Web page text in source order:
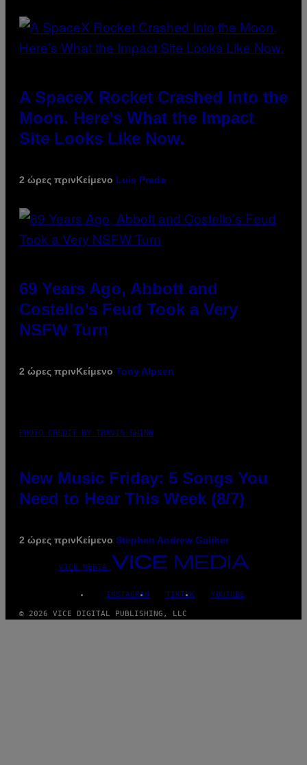
A SpaceX Rocket Crashed Into the
Moon. Here’s What the Impact
Site Looks Like Now.
2 ώρες πρινΚείμενο Luis Prada
69 Years Ago, Abbott and
Costello’s Feud Took a Very
NSFW Turn
2 ώρες πρινΚείμενο Tony Alpsen
PHOTO CREDIT BY TRAVIS SHINN
New Music Friday: 5 Songs You
Need to Hear This Week (8/7)
2 ώρες πρινΚείμενο Stephen Andrew Galiher
VICE MEDIA
INSTAGRAM TIKTOK YOUTUBE
© 2026 VICE DIGITAL PUBLISHING, LLC